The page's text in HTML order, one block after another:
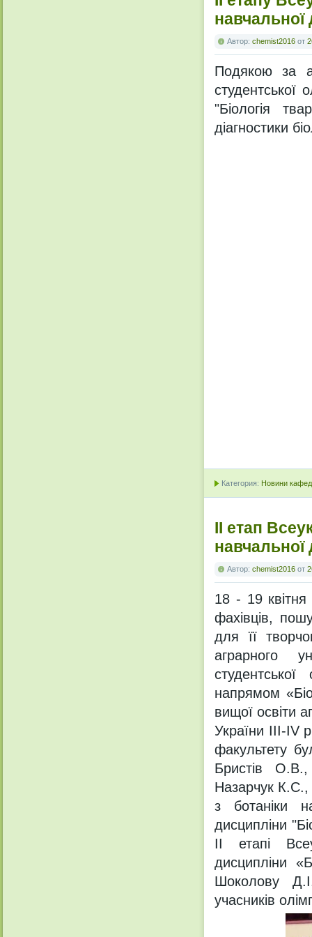
Автор: chemist2016 от
Подякою за
студентської
"Біологія
діагностики
Категория: Новини
ІІ етап
навчальної
Автор: chemist2016 от
18 - 19 квітня
фахівців,
для її
аграрного
напрямом
вищої освіти
України III-IV
факультету
Бристів
Назарчук К.С.,
з ботаніки
дисципліни
ІІ етапі
дисципліни
Шоколову
учасників